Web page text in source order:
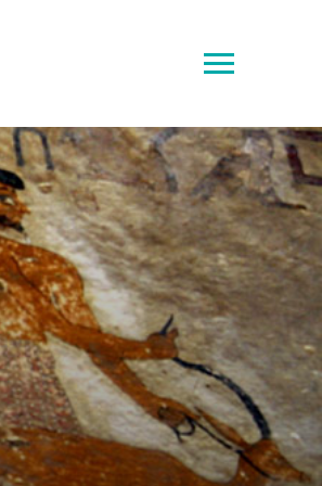
Toggle
&
navigation